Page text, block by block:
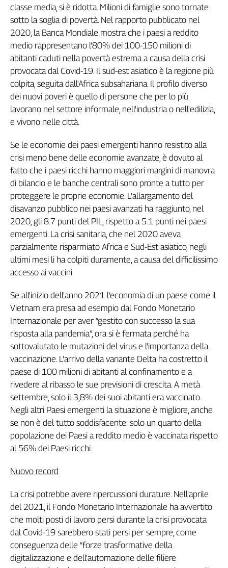
Umbria
Valle
D'Aosta
Veneto
Archivio
Storico
1955-
2014
Cerca
Contatti
La
redazione
Newsletter
Social
classe media, si è ridotta. Milioni di famiglie sono tornate
sotto la soglia di povertà. Nel rapporto pubblicato nel
2020, la Banca Mondiale mostra che i paesi a reddito
medio rappresentano l'80% dei 100-150 milioni di
abitanti caduti nella povertà estrema a causa della crisi
provocata dal Covid-19. Il sud-est asiatico è la regione più
colpita, seguita dall'Africa subsahariana. Il profilo diverso
dei nuovi poveri è quello di persone che per lo più
lavorano nel settore informale, nell'industria o nell'edilizia,
e vivono nelle città.
Se le economie dei paesi emergenti hanno resistito alla
crisi meno bene delle economie avanzate, è dovuto al
fatto che i paesi ricchi hanno maggiori margini di manovra
di bilancio e le banche centrali sono pronte a tutto per
proteggere le proprie economie. L'allargamento del
disavanzo pubblico nei paesi avanzati ha raggiunto, nel
2020, gli 8.7 punti del PIL, rispetto a 5.1 punti nei paesi
emergenti. La crisi sanitaria, che nel 2020 aveva
parzialmente risparmiato Africa e Sud-Est asiatico, negli
ultimi mesi li ha colpiti duramente, a causa del difficilissimo
accesso ai vaccini.
Se all'inizio dell'anno 2021 l’economia di un paese come il
Vietnam era presa ad esempio dal Fondo Monetario
Internazionale per aver “gestito con successo la sua
risposta alla pandemia”, ora si è fermata perché ha
sottovalutato le mutazioni del virus e l'importanza della
vaccinazione. L'arrivo della variante Delta ha costretto il
paese di 100 milioni di abitanti al confinamento e a
rivedere al ribasso le sue previsioni di crescita. A metà
settembre, solo il 3,8% dei suoi abitanti era vaccinato.
Negli altri Paesi emergenti la situazione è migliore, anche
se non è del tutto soddisfacente: solo un quarto della
popolazione dei Paesi a reddito medio è vaccinata rispetto
al 56% dei Paesi ricchi.
Nuovo record
La crisi potrebbe avere ripercussioni durature. Nell'aprile
del 2021, il Fondo Monetario Internazionale ha avvertito
che molti posti di lavoro persi durante la crisi provocata
dal Covid-19 sarebbero stati persi per sempre, come
conseguenza delle “forze trasformative della
digitalizzazione e dell'automazione delle filiere